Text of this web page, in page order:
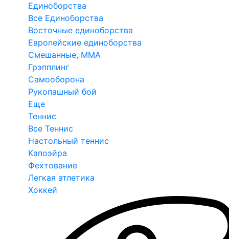
Единоборства
Все Единоборства
Восточные единоборства
Европейские единоборства
Смешанные, ММА
Грэпплинг
Самооборона
Рукопашный бой
Еще
Теннис
Все Теннис
Настольный теннис
Капоэйра
Фехтование
Легкая атлетика
Хоккей